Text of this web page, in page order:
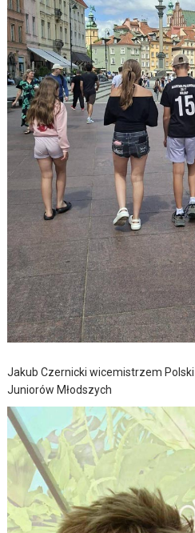
Jakub Czernicki wicemistrzem
Juniorów Młodszych